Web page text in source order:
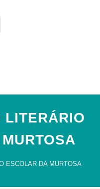
LITERÁRIO
ESCOLAR DA MURTOSA